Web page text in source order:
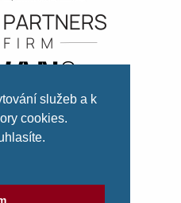
služeb a k
cookies.